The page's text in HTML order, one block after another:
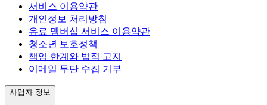
서비스 이용약관
개인정보 처리방침
유료 멤버십 서비스 이용약관
청소년 보호정책
책임 한계와 법적 고지
이메일 무단 수집 거부
사업자 정보